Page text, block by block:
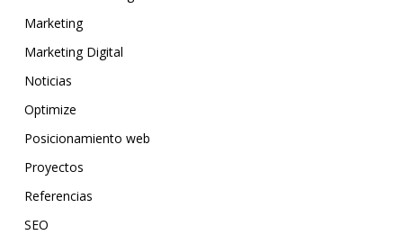
Marketing
Marketing Digital
Noticias
Optimize
Posicionamiento web
Proyectos
Referencias
SEO